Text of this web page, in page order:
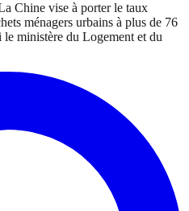
Chine vise à porter le taux
ménagers urbains à plus de 76
ministère du Logement et du